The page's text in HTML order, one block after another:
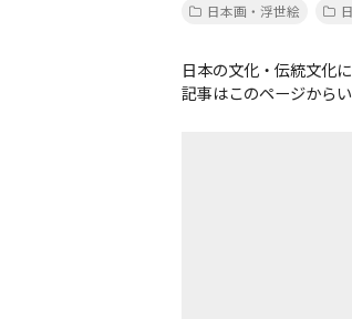
日本画・浮世絵
日本の文化・伝統文化
記事はこのページから